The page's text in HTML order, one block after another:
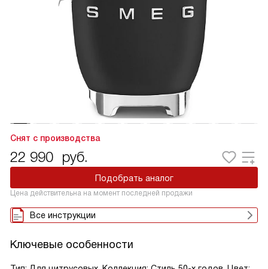
Снят с производства
22 990 руб.
Подобрать аналог
Цена действительна на момент последней продажи
Все инструкции
Ключевые особенности